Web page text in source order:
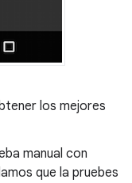
los mejores
manual con
que la pruebes